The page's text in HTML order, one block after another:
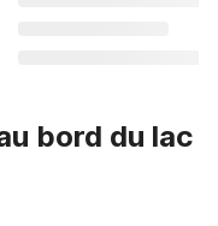
bord du lac